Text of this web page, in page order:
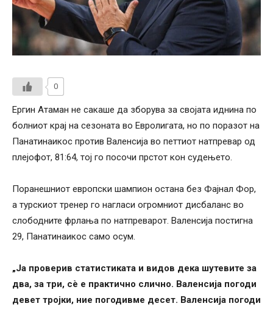
0
Ергин Атаман не сакаше да зборува за својата иднина по
болниот крај на сезоната во Евролигата, но по поразот на
Панатинаикос против Валенсија во петтиот натпревар од
плејофот, 81:64, тој го посочи прстот кон судењето.
Поранешниот европски шампион остана без Фајнал Фор,
а турскиот тренер го нагласи огромниот дисбаланс во
слободните фрлања по натпреварот. Валенсија постигна
29, Панатинаикос само осум.
„Ја проверив статистиката и видов дека шутевите за
два, за три, сè е практично слично. Валенсија погоди
девет тројки, ние погодивме десет. Валенсија погоди